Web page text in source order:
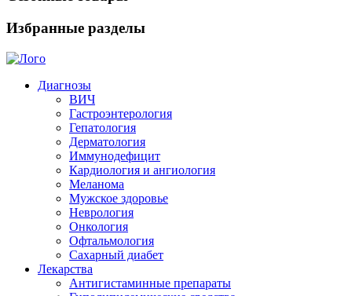
Избранные разделы
Диагнозы
ВИЧ
Гастроэнтерология
Гепатология
Дерматология
Иммунодефицит
Кардиология и ангиология
Меланома
Мужское здоровье
Неврология
Онкология
Офтальмология
Сахарный диабет
Лекарства
Антигистаминные препараты